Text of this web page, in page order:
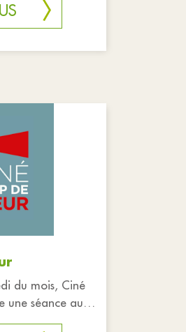
du mois, Ciné
séance au
invitée